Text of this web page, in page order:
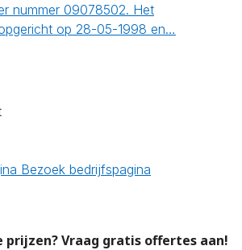
nummer 09078502. Het
op 28-05-1998 en…
Bezoek bedrijfspagina
prijzen? Vraag gratis offertes aan!